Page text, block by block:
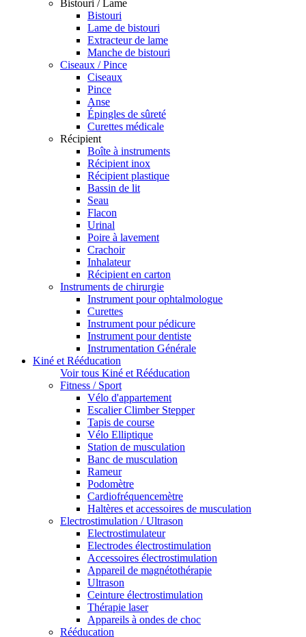
Bistouri / Lame
Bistouri
Lame de bistouri
Extracteur de lame
Manche de bistouri
Ciseaux / Pince
Ciseaux
Pince
Anse
Épingles de sûreté
Curettes médicale
Récipient
Boîte à instruments
Récipient inox
Récipient plastique
Bassin de lit
Seau
Flacon
Urinal
Poire à lavement
Crachoir
Inhalateur
Récipient en carton
Instruments de chirurgie
Instrument pour ophtalmologue
Curettes
Instrument pour pédicure
Instrument pour dentiste
Instrumentation Générale
Kiné et Rééducation
Voir tous Kiné et Rééducation
Fitness / Sport
Vélo d'appartement
Escalier Climber Stepper
Tapis de course
Vélo Elliptique
Station de musculation
Banc de musculation
Rameur
Podomètre
Cardiofréquencemètre
Haltères et accessoires de musculation
Electrostimulation / Ultrason
Electrostimulateur
Electrodes électrostimulation
Accessoires électrostimulation
Appareil de magnétothérapie
Ultrason
Ceinture électrostimulation
Thérapie laser
Appareils à ondes de choc
Rééducation